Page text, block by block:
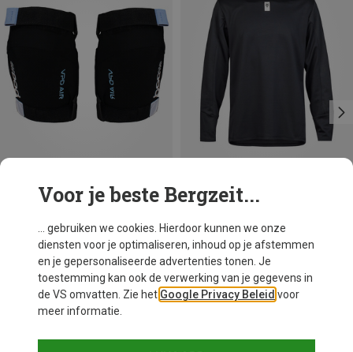
Je bespaart 23%
Fox
Kinderen Defend Shirt
€ 49,95
116|124
128|134
140|148
152|158|160
Voor je beste Bergzeit...
... gebruiken we cookies. Hierdoor kunnen we onze
diensten voor je optimaliseren, inhoud op je afstemmen
en je gepersonaliseerde advertenties tonen. Je
toestemming kan ook de verwerking van je gegevens in
de VS omvatten. Zie het Google Privacy Beleid voor
meer informatie.